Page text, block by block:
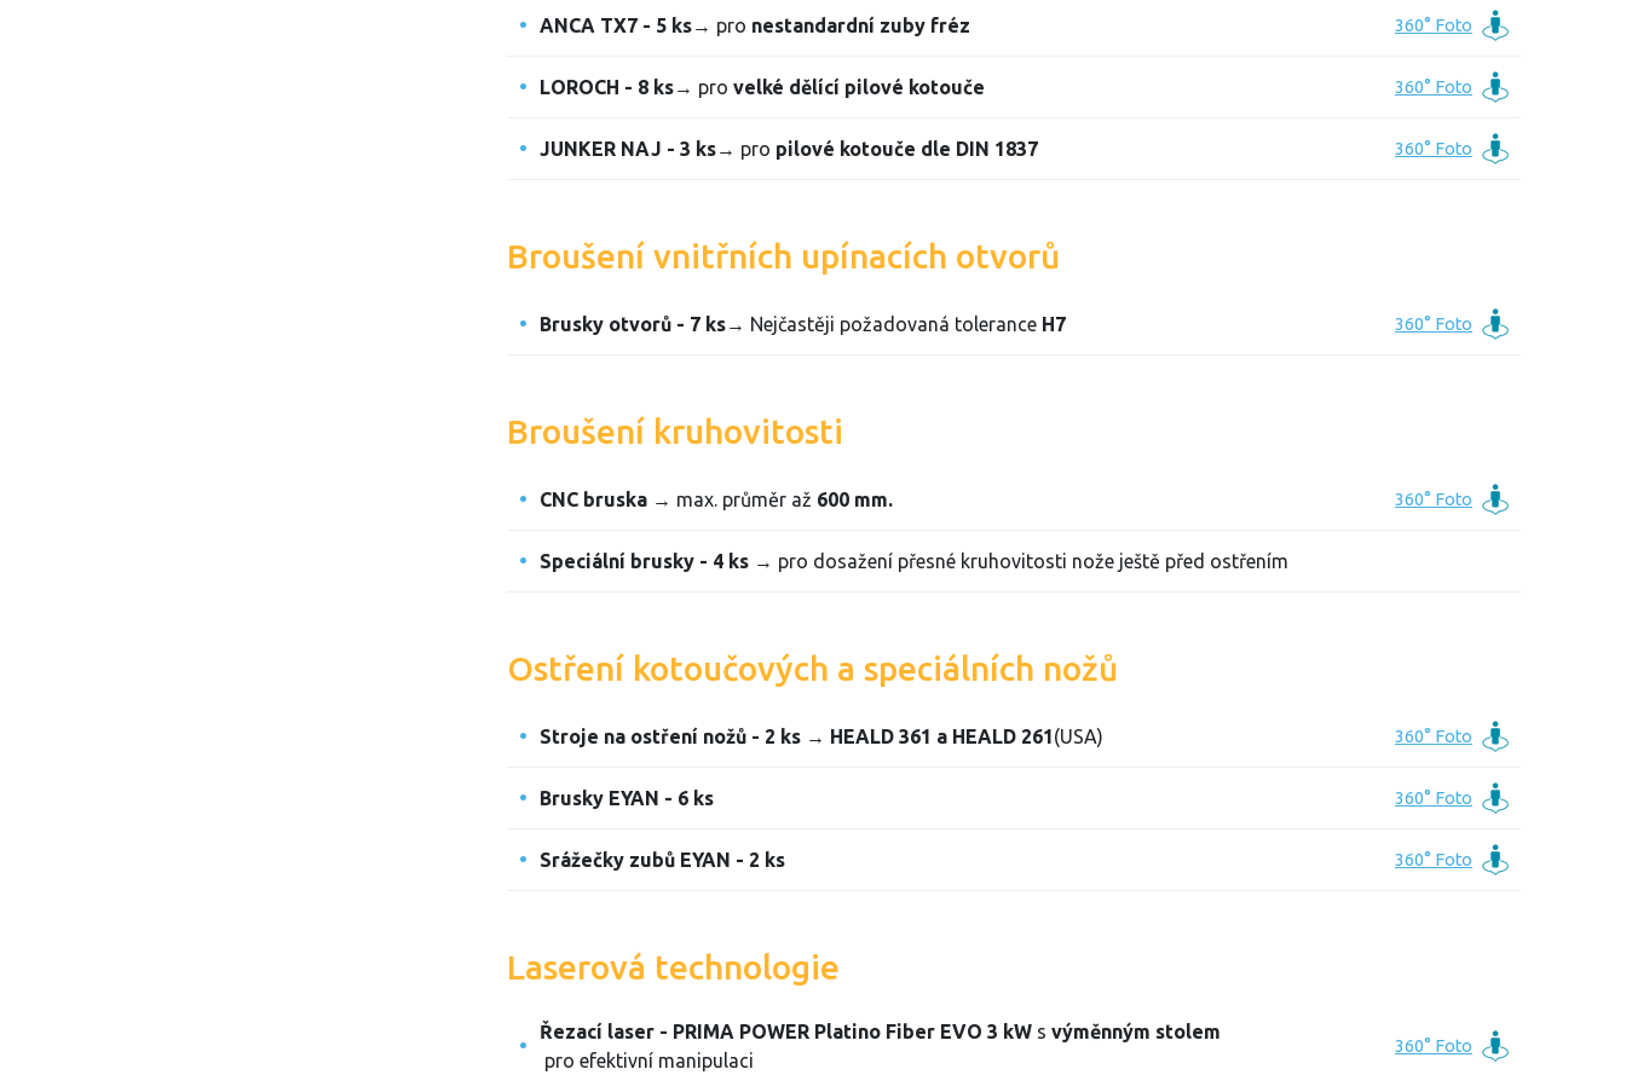
ANCA TX7 - 5 ks→ pro nestandardní zuby fréz
LOROCH - 8 ks→ pro velké dělící pilové kotouče
JUNKER NAJ - 3 ks→ pro pilové kotouče dle DIN 1837
Broušení vnitřních upínacích otvorů
Brusky otvorů - 7 ks→ Nejčastěji požadovaná tolerance H7
Broušení kruhovitosti
CNC bruska → max. průměr až 600 mm.
Speciální brusky - 4 ks → pro dosažení přesné kruhovitosti nože ještě před ostřením
Ostření kotoučových a speciálních nožů
Stroje na ostření nožů - 2 ks → HEALD 361 a HEALD 261(USA)
Brusky EYAN - 6 ks
Srážečky zubů EYAN - 2 ks
Laserová technologie
Řezací laser - PRIMA POWER Platino Fiber EVO 3 kW s výměnným stolem
pro efektivní manipulaci